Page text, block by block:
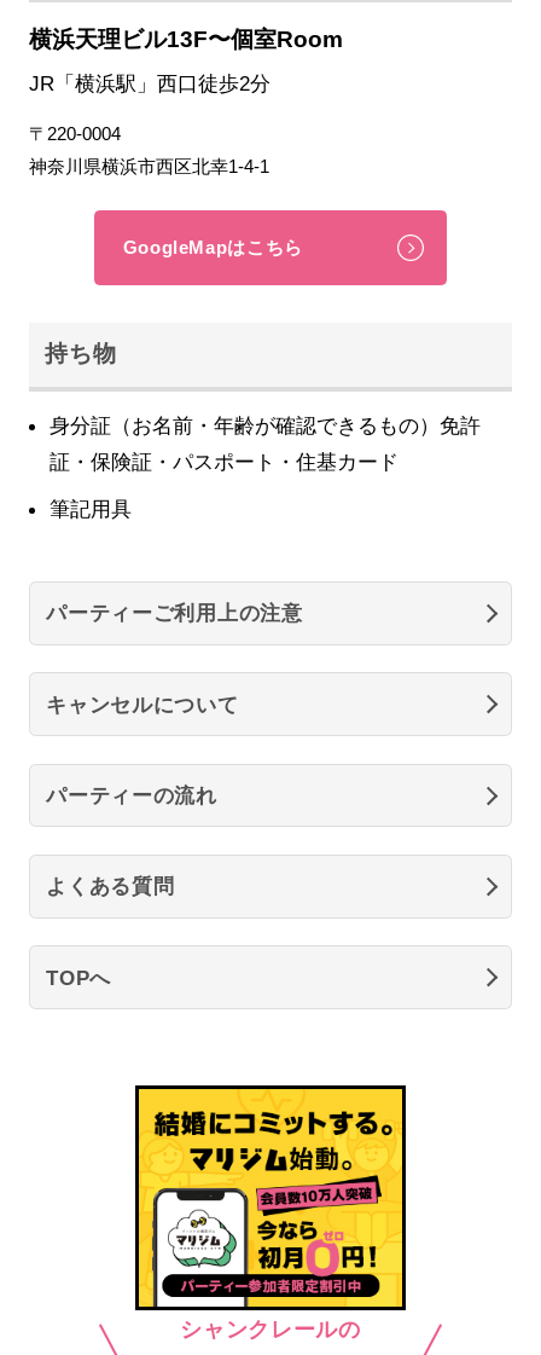
横浜天理ビル13F〜個室Room
JR「横浜駅」西口徒歩2分
〒220-0004
神奈川県横浜市西区北幸1-4-1
GoogleMapはこちら
持ち物
身分証（お名前・年齢が確認できるもの）免許
証・保険証・パスポート・住基カード
筆記用具
パーティーご利用上の注意
キャンセルについて
パーティーの流れ
よくある質問
TOPへ
シャンクレールの